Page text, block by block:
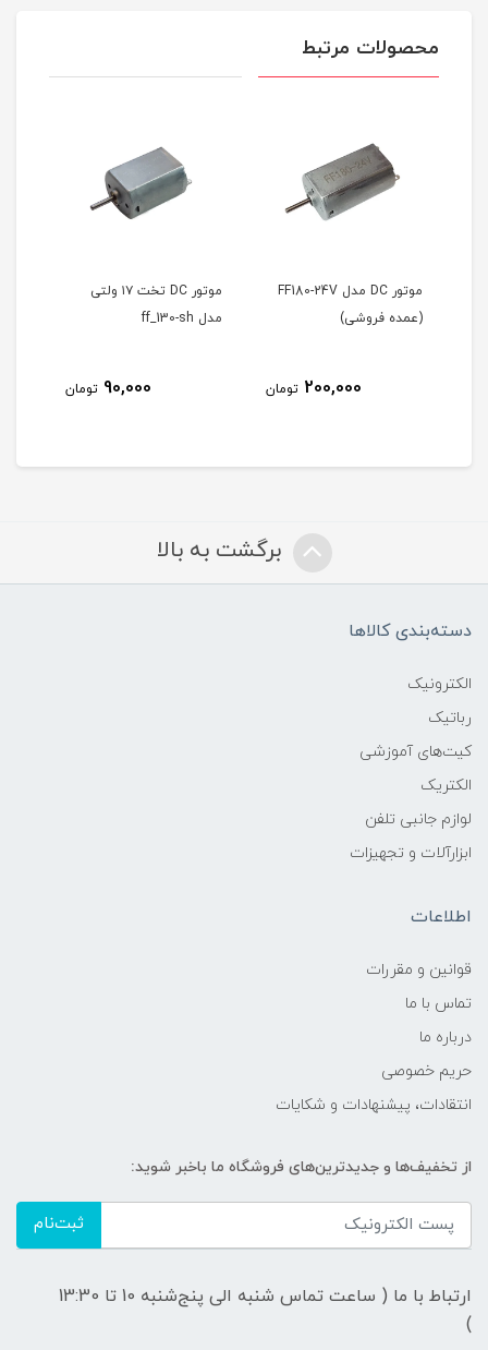
محصولات مرتبط
مدل ff_130-sh
90,000
معمولی تک شفت (تک
50,000
برگشت به بالا
دسته‌بندی کالاها
الکترونیک
رباتیک
کیت‌های آموزشی
الکتریک
لوازم جانبی تلفن
ابزارآلات و تجهیزات
اطلاعات
قوانين و مقررات
تماس با ما
درباره ما
حریم خصوصی
انتقادات، پیشنهادات و شکایات
از تخفیف‌ها و جدیدترین‌های فروشگاه ما باخبر شوید:
ثبت‌نام
ارتباط با ما ( ساعت تماس شنبه الی پنج‌شنبه 10 تا 13:30
)